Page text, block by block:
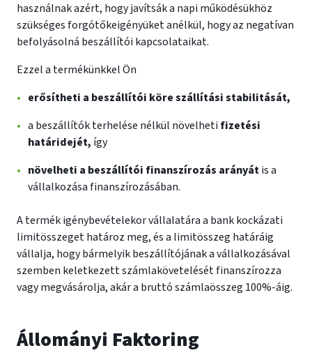
használnak azért, hogy javítsák a napi működésükhöz
szükséges forgótőkeigényüket anélkül, hogy az negatívan
befolyásolná beszállítói kapcsolataikat.
Ezzel a termékünkkel Ön
erősítheti a beszállítói köre szállítási stabilitását,
a beszállítók terhelése nélkül növelheti fizetési
határidejét, így
növelheti a beszállítói finanszírozás arányátis a
vállalkozása finanszírozásában.
A termék igénybevételekor vállalatára a bank kockázati
limitösszeget határoz meg, és a limitösszeg határáig
vállalja, hogy bármelyik beszállítójának a vállalkozásával
szemben keletkezett számlakövetelését finanszírozza
vagy megvásárolja, akár a bruttó számlaösszeg 100%-áig.
Állományi Faktoring